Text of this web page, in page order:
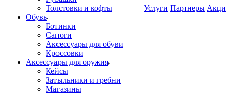
Толстовки и кофты
Обувь
Ботинки
Сапоги
Аксессуары для обуви
Кроссовки
Аксессуары для оружия
Кейсы
Затыльники и гребни
Магазины
Услуги Партнеры